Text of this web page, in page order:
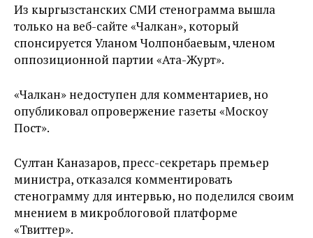
Из кыргызстанских СМИ стенограмма вышла
только на веб-сайте «Чалкан», который
спонсируется Уланом Чолпонбаевым, членом
оппозиционной партии «Ата-Журт».
«Чалкан» недоступен для комментариев, но
опубликовал опровержение газеты «Москоу
Пост».
Султан Каназаров, пресс-секретарь премьер
министра, отказался комментировать
стенограмму для интервью, но поделился своим
мнением в микроблоговой платформе
«Твиттер».